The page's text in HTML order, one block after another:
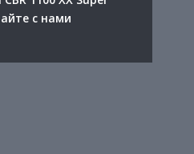
с нами